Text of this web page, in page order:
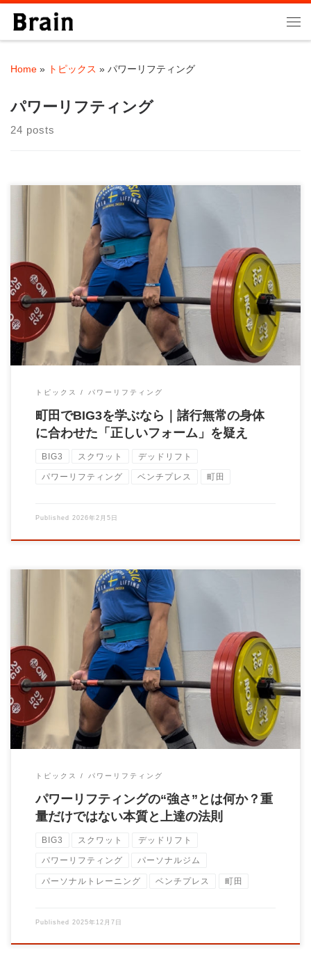
Skip to content
Home » トピックス » パワーリフティング
パワーリフティング
24 posts
BIG3における「正しいフォーム」とは何か？ スクワット、ベン
チプレス、デッドリフト。いわゆるBIG […]
トピックス パワーリフティング
町田でBIG3を学ぶなら｜諸行無常の身体
に合わせた「正しいフォーム」を疑え
BIG3 スクワット デッドリフト
パワーリフティング ベンチプレス 町田
Published 2026年2月5日
パワーリフティングにおける“強さ”とは — 重量だけでは語れな
い、本当の強さの定義 — パワーリフテ […]
トピックス パワーリフティング
パワーリフティングの“強さ”とは何か？重
量だけではない本質と上達の法則
BIG3 スクワット デッドリフト
パワーリフティング パーソナルジム
パーソナルトレーニング ベンチプレス 町田
Published 2025年12月7日